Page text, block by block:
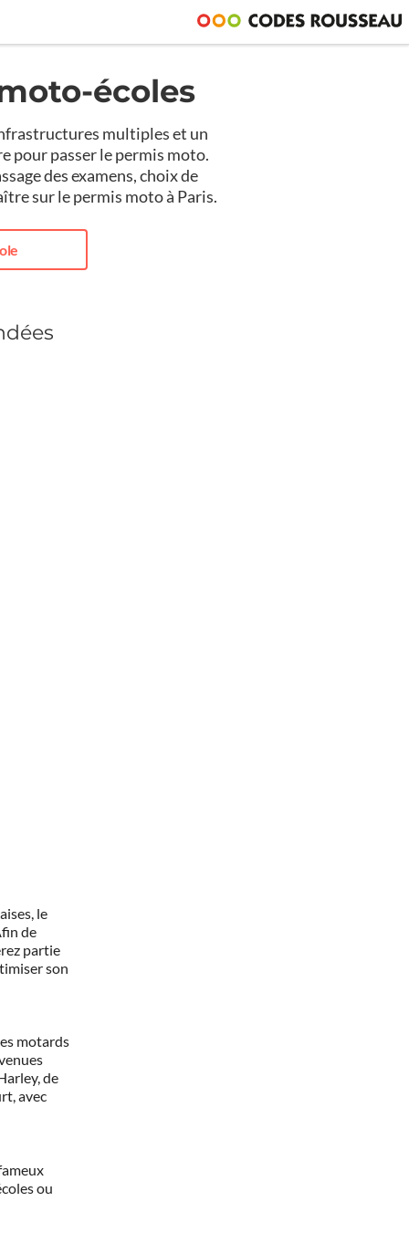
écoles
multiples et un
pour passer le permis moto.
des examens, choix de
sur le permis moto à Paris.
le
de
partie
son
motards
de
avec
ou